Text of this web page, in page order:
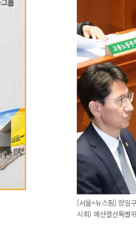
[서울=뉴스핌] 정일
시회) 예산결산특